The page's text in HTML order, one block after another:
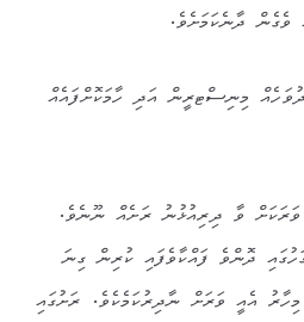
ވެގެން ދާނެކަމަށެވެ.
މިނިސްޓރީން އަދި ހާމަކޮށްފައެއް
ވާ ދިރިއުޅުނު ރަށެއް ނޫނެވެ.
ދޮންވެ ފައްކާވެފައި ކުރިން ގިނަ
އެއީ ވަރަށް ނާދިރުކަމެކެވެ. ރަށުގައި